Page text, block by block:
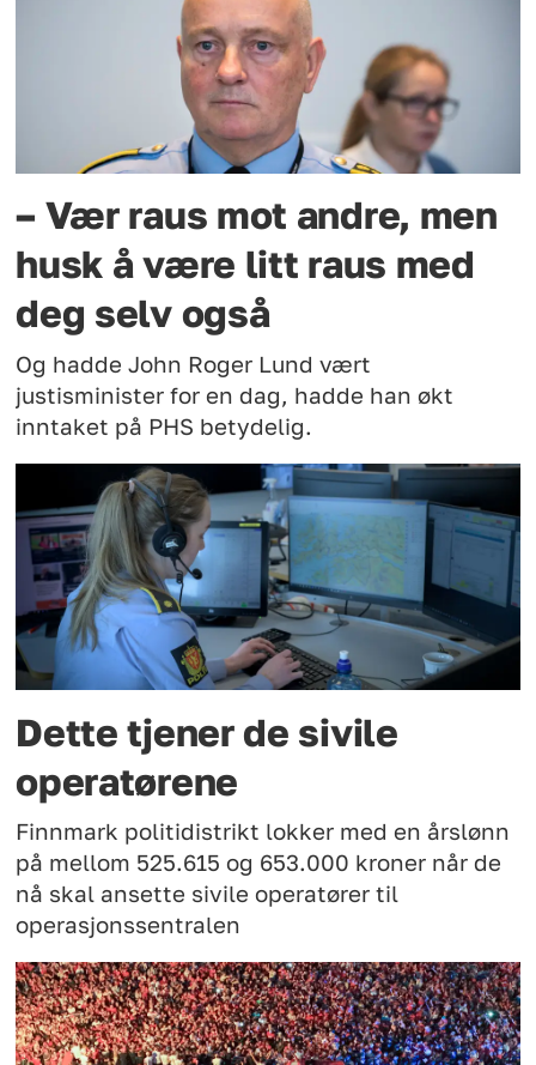
– Vær raus mot andre, men
husk å være litt raus med
deg selv også
Og hadde John Roger Lund vært
justisminister for en dag, hadde han økt
inntaket på PHS betydelig.
Dette tjener de sivile
operatørene
Finnmark politidistrikt lokker med en årslønn
på mellom 525.615 og 653.000 kroner når de
nå skal ansette sivile operatører til
operasjonssentralen